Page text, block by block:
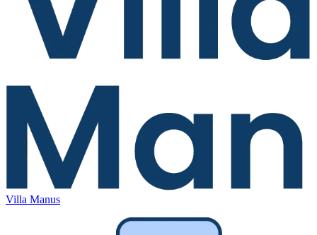
Villa Manus